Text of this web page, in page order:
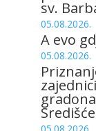
sv.
05.08.2026.
A evo
05.08.2026.
Središće